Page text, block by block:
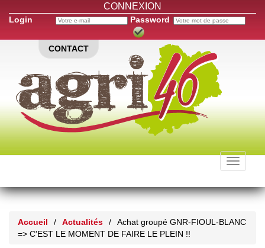
CONNEXION
Login Password
CONTACT
Toggle
Accueil / Actualités /
Achat groupé GNR-FIOUL-BLANC
=> C'EST LE MOMENT DE FAIRE LE PLEIN !!